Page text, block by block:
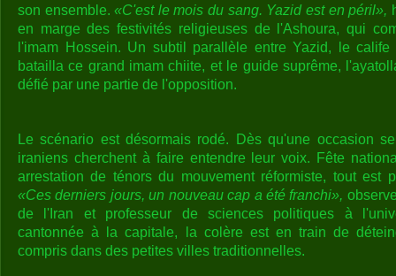
son ensemble.«C'est le mois du sang. Yazid est en péril»,
en marge des festivités religieuses de l'Ashoura, qui
l'imam Hossein. Un subtil parallèle entre Yazid, le calife
batailla ce grand imam chiite, et le guide suprême,
défié par une partie de l'opposition.
Le scénario est désormais rodé. Dès qu'une occasion
iraniens cherchent à faire entendre leur voix. Fête
arrestation de ténors du mouvement réformiste, tout est
«Ces derniers jours, un nouveau cap a été franchi»,
de l'Iran et professeur de sciences politiques à
cantonnée à la capitale, la colère est en train de
compris dans des petites villes traditionnelles.